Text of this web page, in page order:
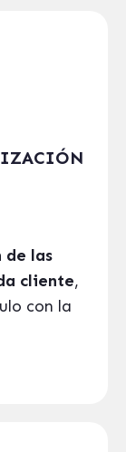
de las
cliente,
con la